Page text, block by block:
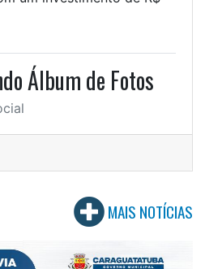
Álbum de Fotos
MAIS NOTÍCIAS